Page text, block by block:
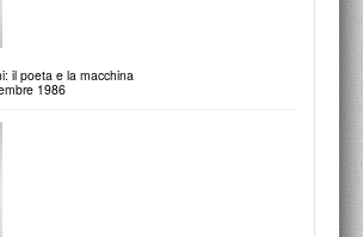
il senso della continuità. Casa Maria, 1982-1983,
(CH)
/ 1983
il poeta e la macchina
1986